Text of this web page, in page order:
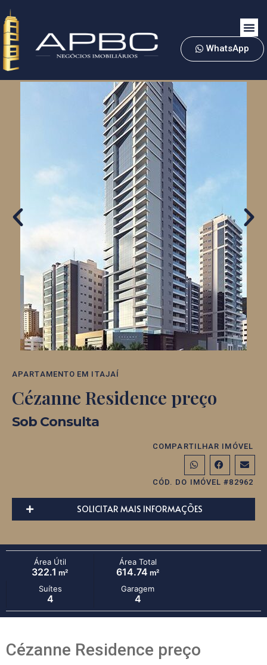
WhatsApp
APARTAMENTO EM ITAJAÍ
Cézanne Residence preço
Sob Consulta
COMPARTILHAR IMÓVEL
CÓD. DO IMÓVEL #82962
SOLICITAR MAIS INFORMAÇÕES
Área Útil
322.1 m²
Área Total
614.74 m²
Suítes
4
Garagem
4
Cézanne Residence preço